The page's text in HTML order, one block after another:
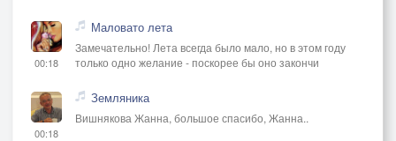
00:18
Маловато лета
Замечательно! Лета всегда было мало, но в этом году
только одно желание - поскорее бы оно закончи
00:18
Земляника
Вишнякова Жанна, большое спасибо, Жанна..